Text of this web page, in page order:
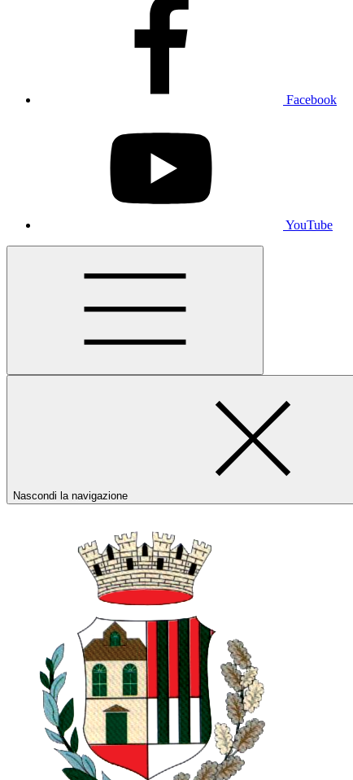
Facebook
YouTube
Nascondi la navigazione